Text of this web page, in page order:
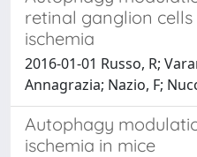
retinal ganglion
ischemia
2016-01-01 Russo, R;
Annagrazia; Nazio, F;
Autophagy
ischemia in mice